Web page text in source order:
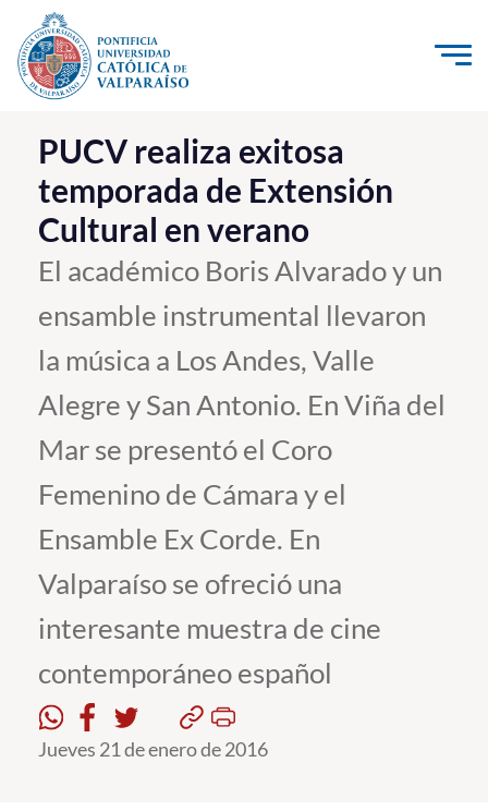
Click acá para ir directamente al contenido
La Universidad
Investigación, Creación e Innovación
PUCV Internacional
Vinculación con el Medio
Admisión
Pregrado
Estudiantes
Académicos
Funcionarios
Alumni
English
PUCV realiza exitosa
temporada de Extensión
Cultural en verano
El académico Boris Alvarado y un
ensamble instrumental llevaron
la música a Los Andes, Valle
Alegre y San Antonio. En Viña del
Mar se presentó el Coro
Femenino de Cámara y el
Ensamble Ex Corde. En
Valparaíso se ofreció una
interesante muestra de cine
contemporáneo español
Jueves 21 de enero de 2016